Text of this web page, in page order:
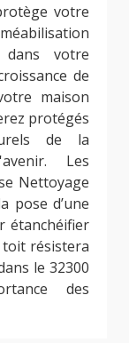
votre
votre
de
maison
protégés
de la
Les
Nettoyage
pose d’une
étanchéifier
résistera
le 32300
des